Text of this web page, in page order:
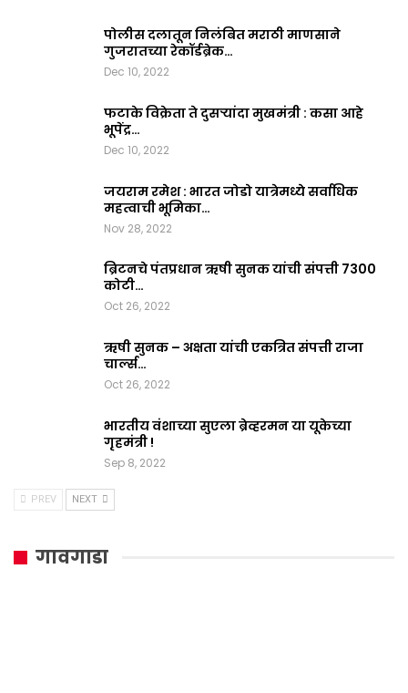
पोलीस दलातून निलंबित मराठी माणसाने
गुजरातच्या रेकॉर्डब्रेक…
Dec 10, 2022
फटाके विक्रेता ते दुसऱ्यांदा मुखमंत्री : कसा आहे
भूपेंद्र…
Dec 10, 2022
जयराम रमेश : भारत जोडो यात्रेमध्ये सर्वाधिक
महत्वाची भूमिका…
Nov 28, 2022
ब्रिटनचे पंतप्रधान ऋषी सुनक यांची संपत्ती 7300
कोटी…
Oct 26, 2022
ऋषी सुनक – अक्षता यांची एकत्रित संपत्ती राजा
चार्ल्स…
Oct 26, 2022
भारतीय वंशाच्या सुएला ब्रेव्हरमन या यूकेच्या
गृहमंत्री !
Sep 8, 2022
PREV NEXT
गावगाडा